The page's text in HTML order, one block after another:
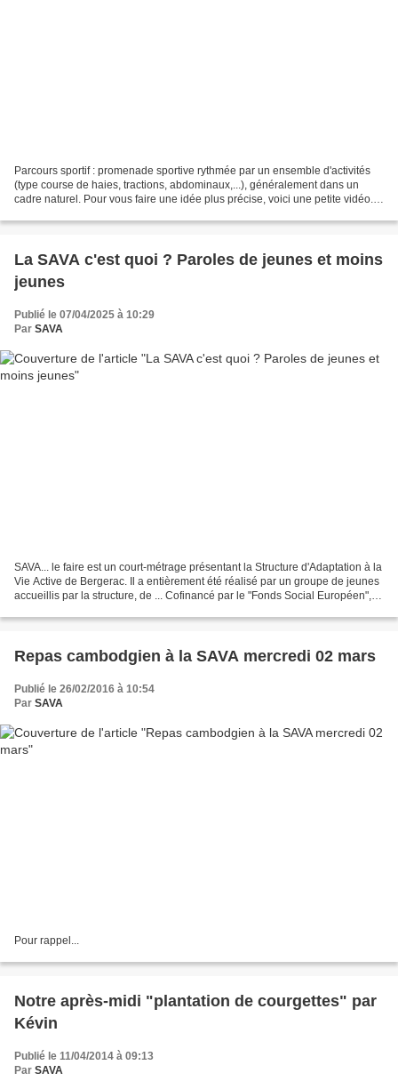
Parcours sportif : promenade sportive rythmée par un ensemble d'activités
(type course de haies, tractions, abdominaux,...), généralement dans un
cadre naturel. Pour vous faire une idée plus précise, voici une petite vidéo.
La SAVA c'est quoi ? Paroles de jeunes et moins
jeunes
Publié le 07/04/2025 à 10:29
Par SAVA
SAVA... le faire est un court-métrage présentant la Structure d'Adaptation à la
Vie Active de Bergerac. Il a entièrement été réalisé par un groupe de jeunes
accueillis par la structure, de ... Cofinancé par le "Fonds Social Européen",
Repas cambodgien à la SAVA mercredi 02 mars
Publié le 26/02/2016 à 10:54
Par SAVA
Pour rappel...
Notre après-midi "plantation de courgettes" par
Kévin
Publié le 11/04/2014 à 09:13
Par SAVA